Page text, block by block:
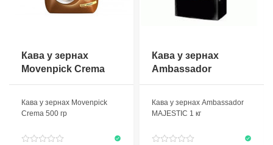
Кава у зернах
Movenpick Crema
500 гр
Кава у зернах Movenpick
Crema 500 гр
Кава у зернах
Ambassador
MAJESTIC 1 кг
Кава у зернах Ambassador
MAJESTIC 1 кг